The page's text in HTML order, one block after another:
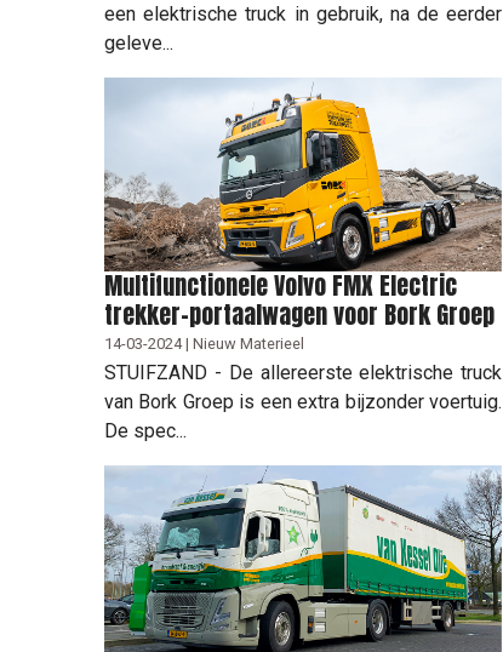
een elektrische truck in gebruik, na de eerder
geleve...
Multifunctionele Volvo FMX Electric
trekker-portaalwagen voor Bork Groep
14-03-2024 | Nieuw Materieel
STUIFZAND - De allereerste elektrische truck
van Bork Groep is een extra bijzonder voertuig.
De spec...